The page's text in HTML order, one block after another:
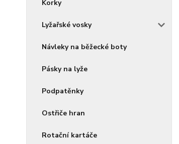
Korky
Lyžařské vosky
Návleky na běžecké boty
Pásky na lyže
Podpatěnky
Ostřiče hran
Rotační kartáče